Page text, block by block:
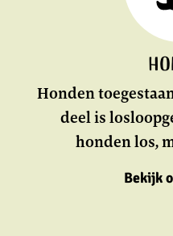
Honden
deel is
honden los,
Bekijk